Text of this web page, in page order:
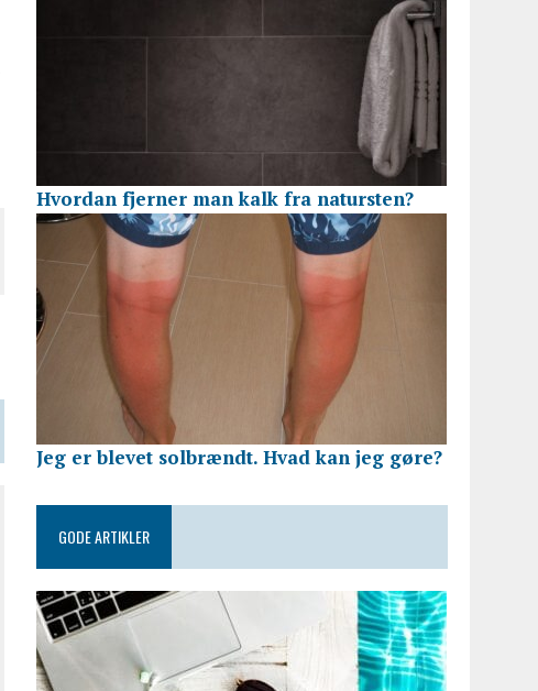
Hvordan fjerner man kalk fra natursten?
Jeg er blevet solbrændt. Hvad kan jeg gøre?
GODE ARTIKLER